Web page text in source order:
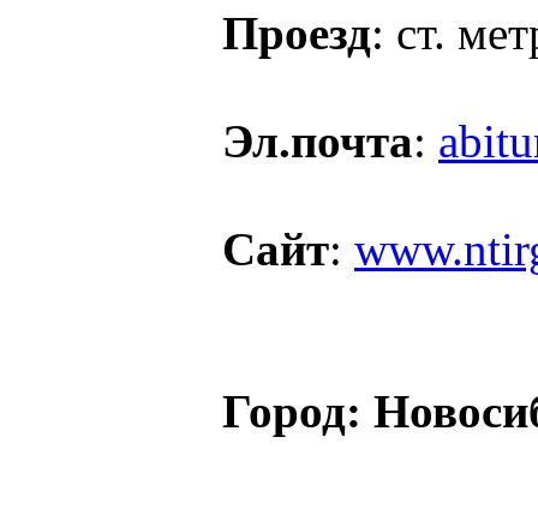
Проезд: ст.
Эл.почта:
Сайт:
Город: